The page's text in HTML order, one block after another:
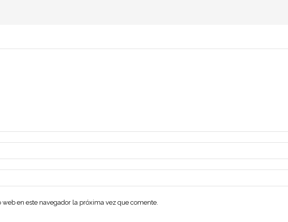
en este navegador la próxima vez que comente.